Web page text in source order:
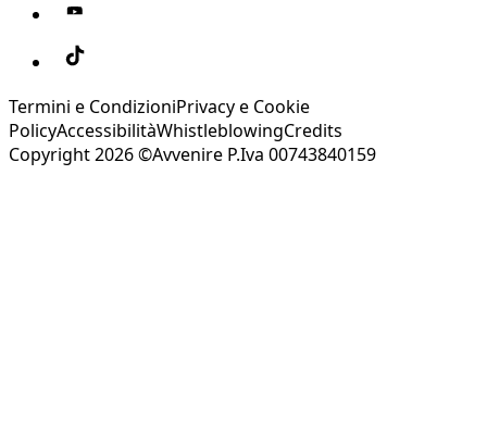
Termini e CondizioniPrivacy e Cookie
PolicyAccessibilitàWhistleblowingCredits
Copyright 2026 ©Avvenire P.Iva 00743840159